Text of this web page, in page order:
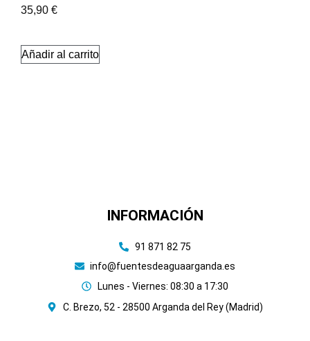
35,90 €
Añadir al carrito
INFORMACIÓN
91 871 82 75
info@fuentesdeaguaarganda.es
Lunes - Viernes: 08:30 a 17:30
C. Brezo, 52 - 28500 Arganda del Rey (Madrid)